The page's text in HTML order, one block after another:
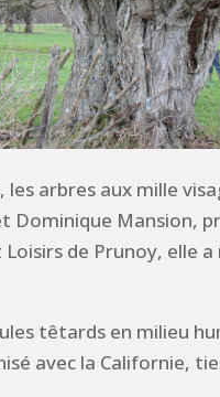
arbres aux mille
Dominique Mansion,
de Prunoy, elle
têtards en milieu
avec la Californie,